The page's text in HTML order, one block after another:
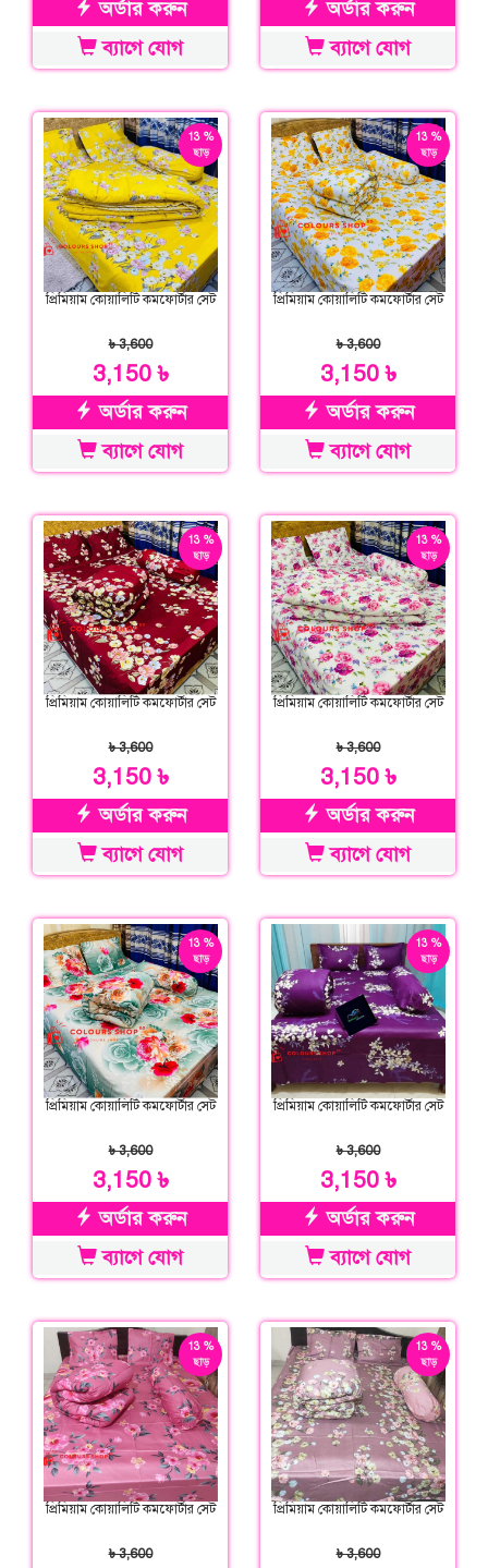
অর্ডার করুন
ব্যাগে যোগ
অর্ডার করুন
ব্যাগে যোগ
13 %
ছাড়
প্রিমিয়াম কোয়ালিটি কমফোর্টার সেট
৳ 3,600
3,150 ৳
অর্ডার করুন
ব্যাগে যোগ
13 %
ছাড়
প্রিমিয়াম কোয়ালিটি কমফোর্টার সেট
৳ 3,600
3,150 ৳
অর্ডার করুন
ব্যাগে যোগ
13 %
ছাড়
প্রিমিয়াম কোয়ালিটি কমফোর্টার সেট
৳ 3,600
3,150 ৳
অর্ডার করুন
ব্যাগে যোগ
13 %
ছাড়
প্রিমিয়াম কোয়ালিটি কমফোর্টার সেট
৳ 3,600
3,150 ৳
অর্ডার করুন
ব্যাগে যোগ
13 %
ছাড়
প্রিমিয়াম কোয়ালিটি কমফোর্টার সেট
৳ 3,600
3,150 ৳
অর্ডার করুন
ব্যাগে যোগ
13 %
ছাড়
প্রিমিয়াম কোয়ালিটি কমফোর্টার সেট
৳ 3,600
3,150 ৳
অর্ডার করুন
ব্যাগে যোগ
13 %
ছাড়
প্রিমিয়াম কোয়ালিটি কমফোর্টার সেট
৳ 3,600
13 %
ছাড়
প্রিমিয়াম কোয়ালিটি কমফোর্টার সেট
৳ 3,600